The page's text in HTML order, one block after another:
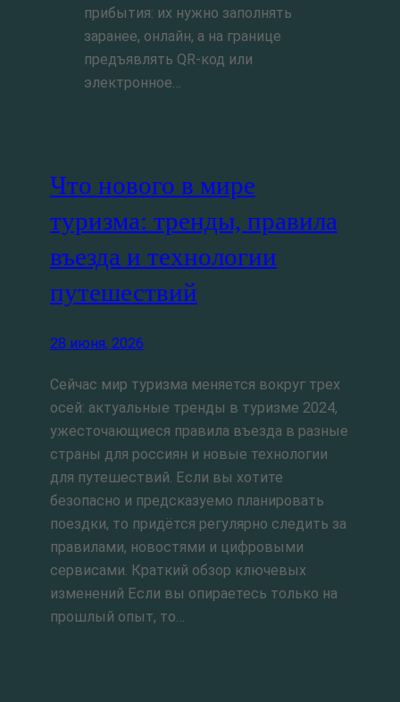
прибытия: их нужно заполнять
заранее, онлайн, а на границе
предъявлять QR‑код или
электронное…
Что нового в мире
туризма: тренды, правила
въезда и технологии
путешествий
28 июня, 2026
Сейчас мир туризма меняется вокруг трех
осей: актуальные тренды в туризме 2024,
ужесточающиеся правила въезда в разные
страны для россиян и новые технологии
для путешествий. Если вы хотите
безопасно и предсказуемо планировать
поездки, то придётся регулярно следить за
правилами, новостями и цифровыми
сервисами. Краткий обзор ключевых
изменений Если вы опираетесь только на
прошлый опыт, то…